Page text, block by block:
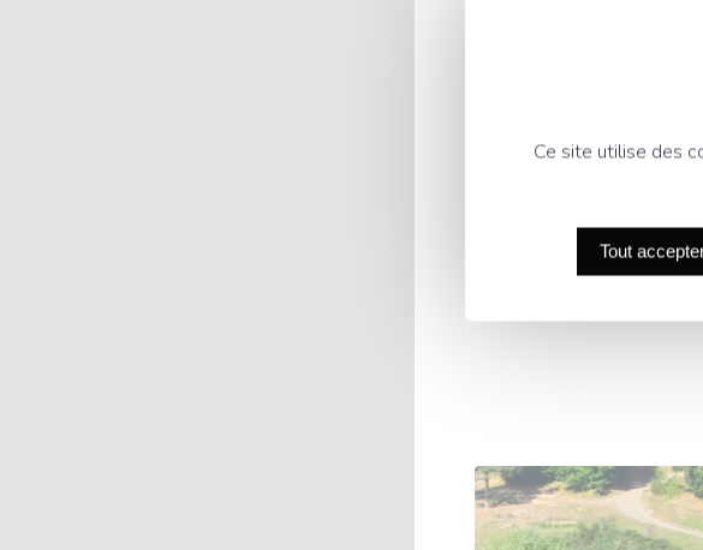
Ce site utilise des
Tout